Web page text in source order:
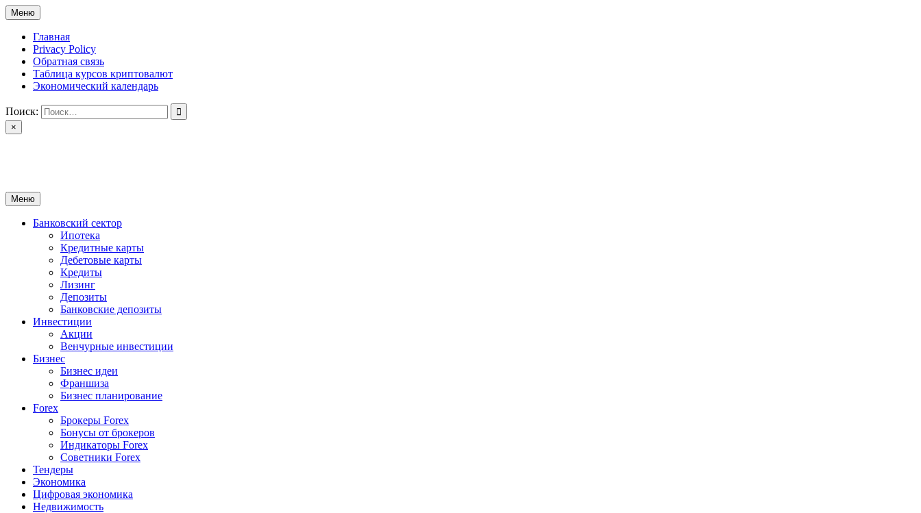
Перейти
к
содержимому
Меню
Главная
Privacy Policy
Обратная связь
Таблица курсов криптовалют
Экономический календарь
Поиск:
×
Меню
Банковский сектор
Ипотека
Кредитные карты
Дебетовые карты
Кредиты
Лизинг
Депозиты
Банковские депозиты
Инвестиции
Акции
Венчурные инвестиции
Бизнес
Бизнес идеи
Франшиза
Бизнес планирование
Forex
Брокеры Forex
Бонусы от брокеров
Индикаторы Forex
Советники Forex
Тендеры
Экономика
Цифровая экономика
Недвижимость